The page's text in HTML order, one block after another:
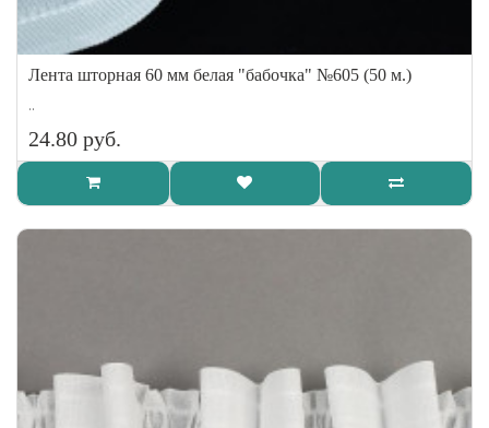
Лента шторная 60 мм белая "бабочка" №605 (50 м.)
..
24.80 руб.